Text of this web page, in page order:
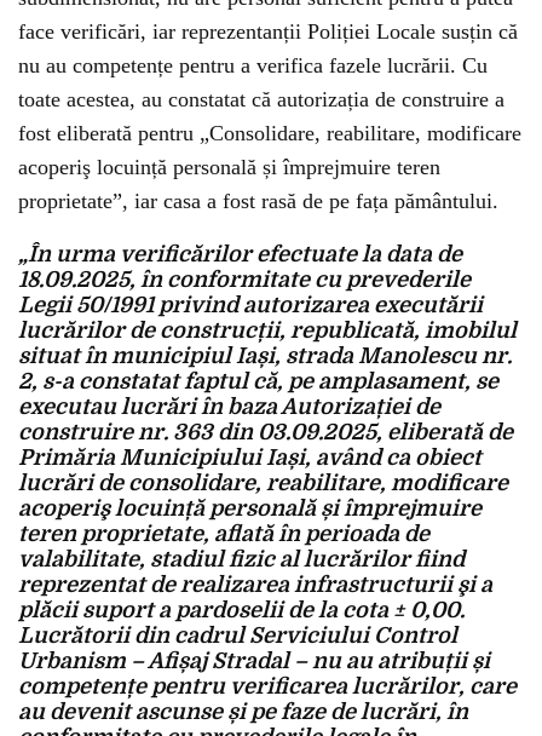
face verificări, iar reprezentanții Poliției Locale susțin că
nu au competențe pentru a verifica fazele lucrării. Cu
toate acestea, au constatat că autorizația de construire a
fost eliberată pentru „Consolidare, reabilitare, modificare
acoperiş locuință personală și împrejmuire teren
proprietate”, iar casa a fost rasă de pe fața pământului.
„În urma verificărilor efectuate la data de
18.09.2025, în conformitate cu prevederile
Legii 50/1991 privind autorizarea executării
lucrărilor de construcții, republicată, imobilul
situat în municipiul Iași, strada Manolescu nr.
2, s-a constatat faptul că, pe amplasament, se
executau lucrări în baza Autorizației de
construire nr. 363 din 03.09.2025, eliberată de
Primăria Municipiului Iași, având ca obiect
lucrări de consolidare, reabilitare, modificare
acoperiş locuință personală și împrejmuire
teren proprietate, aflată în perioada de
valabilitate, stadiul fizic al lucrărilor fiind
reprezentat de realizarea infrastructurii şi a
plăcii suport a pardoselii de la cota ± 0,00.
Lucrătorii din cadrul Serviciului Control
Urbanism – Afișaj Stradal – nu au atribuții și
competențe pentru verificarea lucrărilor, care
au devenit ascunse și pe faze de lucrări, în